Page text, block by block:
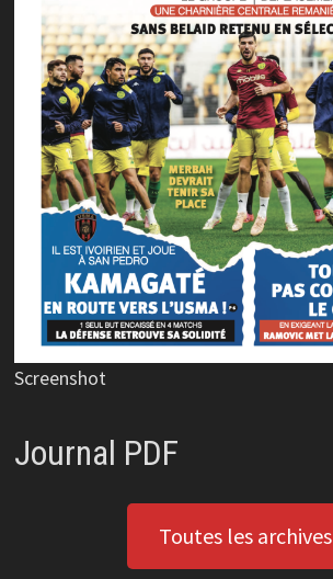
Screenshot
Journal PDF
Toutes les archives